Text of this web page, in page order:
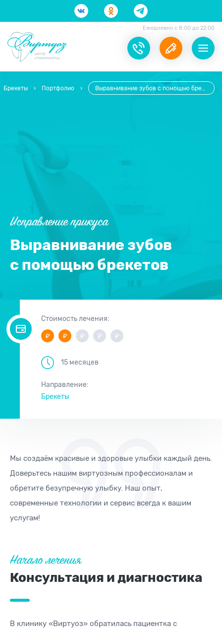
Ежедневно с 8:00 до 22:00
Брекеты › Портфолио › Выравнивание зубов с помощью брекетов
Исправление прикуса
Выравнивание зубов
с помощью брекетов
Стоимость лечения:
15 месяцев
Направление:
Брекеты
Мы создаём красивые и здоровые улыбки каждый день.
Доверьтесь нашим виртуозным профессионалам и
обретите безупречную улыбку. Наш опыт,
современные технологии и сервис всегда к вашим
услугам!
Начало лечения
Консультация и диагностика
В клинику «Виртуоз» обратилась пациентка с